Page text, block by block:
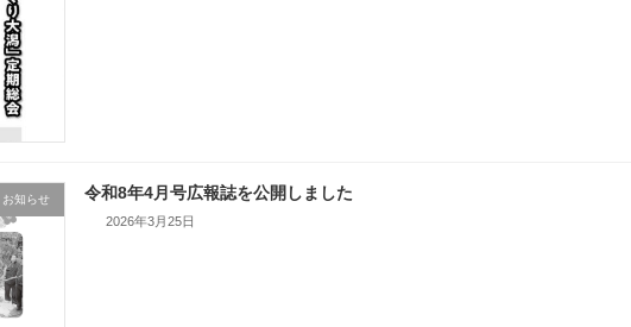
お知らせ 令和8年4月号広報誌を公開しました
2026年3月25日